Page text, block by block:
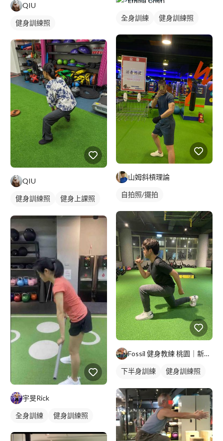
QIU
健身訓練照
QIU
健身訓練照
健身上課照
宇旻Rick
全身訓練 健身訓練照
全身訓練 健身訓練照
山姆斜槓理論
自拍照/擺拍
Fossil 健身教練 桃園｜新北｜台北
下半身訓練
健身訓練照